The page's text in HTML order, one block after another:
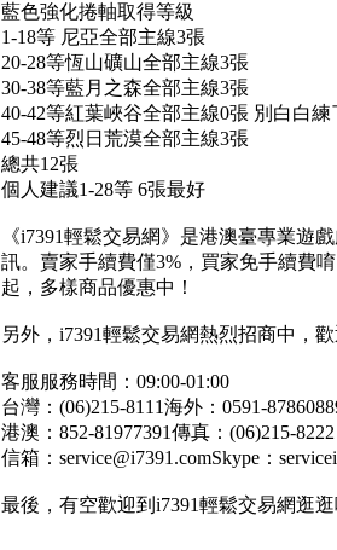
藍色強化捲軸取得等級
1-18等 尼亞全部主線3張
20-28等恆山礦山全部主線3張
30-38等藍月之森全部主線3張
40-42等紅葉峽谷全部主線0張 別白白練
45-48等烈日荒漠全部主線3張
總共12張
個人建議1-28等 6張最好
《i7391輕鬆交易網》是港澳臺專業遊
訊。賣家手續費僅3% ，買家免手續費
起，多樣商品優惠中！
另外， i7391輕鬆交易網熱烈招商中，
客服服務時間： 09:00-01:00
台灣： (06)215-8111海外： 0591-
港澳： 852-81977391傳真： (06)215-8222
信箱： service@i7391.comSkype ：
最後，有空歡迎到 i7391輕鬆交易網逛